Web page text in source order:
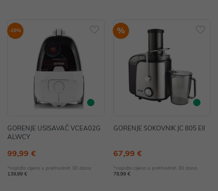
-28%
GORENJE USISAVAČ VCEA02G
ALWCY
99,99 €
*najniža cijena u prethodnih 30 dana
139,99 €
%
GORENJE SOKOVNIK JC 805 EII
67,99 €
*najniža cijena u prethodnih 30 dana
78,99 €